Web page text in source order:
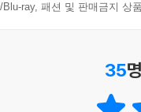
대로 평가를 받지 못한
배후 주거지의 동선을
뒤에 통근 시간을 획
Blu-ray, 패션 및 판매금지 상
35